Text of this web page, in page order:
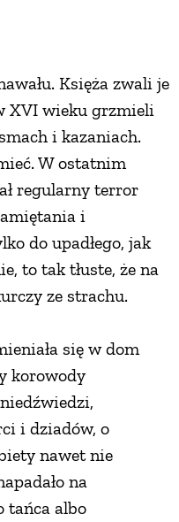
Księża zwali je
XVI wieku grzmieli
i kazaniach.
W ostatnim
regularny terror
i
do upadłego, jak
to tak tłuste, że na
ze strachu.
się w dom
korowody
i dziadów, o
nawet nie
na
tańca albo